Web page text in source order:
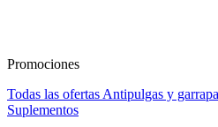
Promociones
Todas las ofertas Antipulgas y
Suplementos